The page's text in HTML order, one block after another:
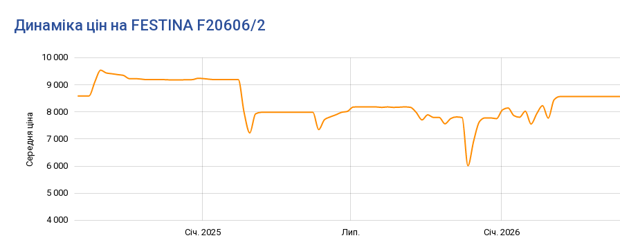
Динаміка цін на FESTINA F20606/2
Середня ціна 10 000
4 000
5 000
6 000
7 000
8 000
9 000
10 000
Січ. 2025 Лип. Січ. 2026